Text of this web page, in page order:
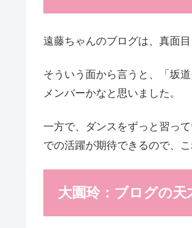
遠藤ちゃんのブログは、真面
そういう面から言うと、「坂
メンバーかなと思いました。
一方で、ダンスをずっと習っ
での活躍が期待できるので、
大園玲：ブログの天